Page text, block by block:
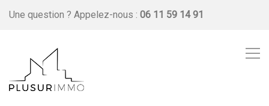
Une question ? Appelez-nous : 06 11 59 14 91